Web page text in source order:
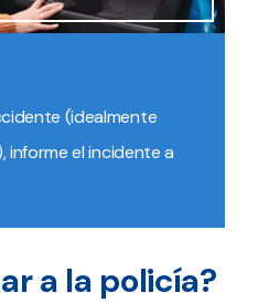
(idealmente
informe el incidente a
a la policía?